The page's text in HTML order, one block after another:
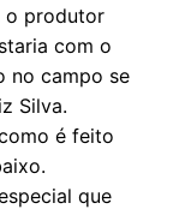
o produtor
com o
no campo se
Silva.
é feito
que